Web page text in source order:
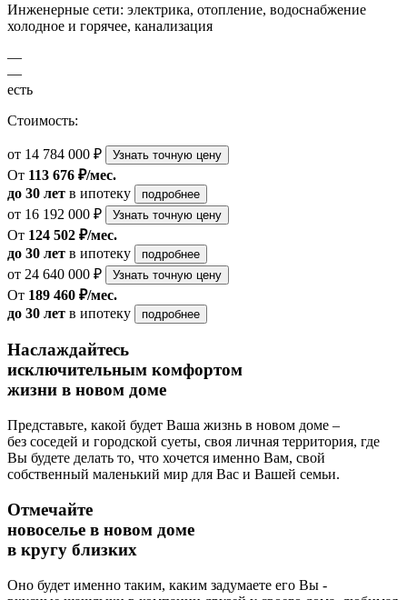
Инженерные сети: электрика, отопление, водоснабжение
холодное и горячее, канализация
—
—
есть
Стоимость:
от 14 784 000 ₽ Узнать точную цену
От 113 676 ₽/мес.
до 30 лет в ипотеку подробнее
от 16 192 000 ₽ Узнать точную цену
От 124 502 ₽/мес.
до 30 лет в ипотеку подробнее
от 24 640 000 ₽ Узнать точную цену
От 189 460 ₽/мес.
до 30 лет в ипотеку подробнее
Наслаждайтесь
исключительным комфортом
жизни в новом доме
Представьте, какой будет Ваша жизнь в новом доме –
без соседей и городской суеты, своя личная территория, где
Вы будете делать то, что хочется именно Вам, свой
собственный маленький мир для Вас и Вашей семьи.
Отмечайте
новоселье в новом доме
в кругу близких
Оно будет именно таким, каким задумаете его Вы -